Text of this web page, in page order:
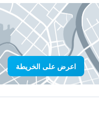
اعرض على الخريطة